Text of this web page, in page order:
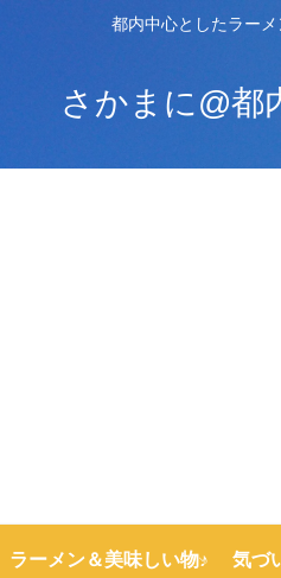
都内中心としたラー
さかまに@
ラーメン＆美味しい物♪ 気づ